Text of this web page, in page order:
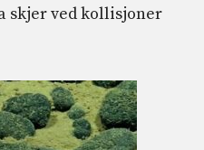
skjer ved kollisjoner